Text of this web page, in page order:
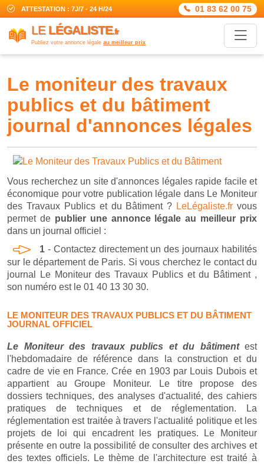
ATTESTATION : 7J/7 - 24 H/24 01 83 62 00 75
LE LÉGALISTE.fr
Publiez votre annonce légale au meilleur prix
le moniteur des travaux
publics et du bâtiment
journal d'annonces légales
Vous recherchez un site d'annonces légales rapide facile et
économique pour votre publication légale dans Le Moniteur
des Travaux Publics et du Bâtiment ? LeLégaliste.fr vous
permet de publier une annonce légale au meilleur prix
dans un journal officiel :
1- Contactez directement un des journaux habilités
sur le département de Paris. Si vous cherchez le contact du
journal Le Moniteur des Travaux Publics et du Bâtiment ,
son numéro est le 01 40 13 30 30.
LE MONITEUR DES TRAVAUX PUBLICS ET DU BÂTIMENT
JOURNAL OFFICIEL
Le Moniteur des travaux publics et du bâtimentest
l'hebdomadaire de référence dans la construction et du
cadre de vie en France. Crée en 1903 par Louis Dubois et
appartient au Groupe Moniteur. Le titre propose des
dossiers techniques, des analyses d'actualité, des cahiers
pratiques de techniques et de réglementation. La
réglementation est traitée à travers l'actualité politique et les
projets de loi qui encadrent les pratiques. Le Moniteur
présente en outre la possibilité de consulter des archives et
des textes officiels. Le thème de l'architecture est traité à